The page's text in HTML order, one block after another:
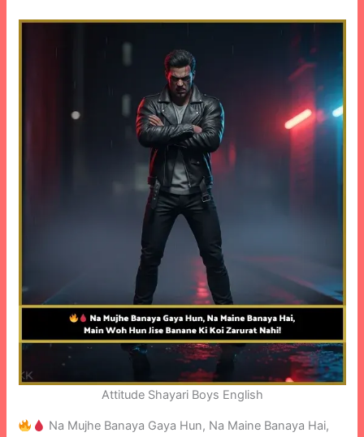
Attitude Shayari Boys English
Na Mujhe Banaya Gaya Hun, Na Maine Banaya Hai,